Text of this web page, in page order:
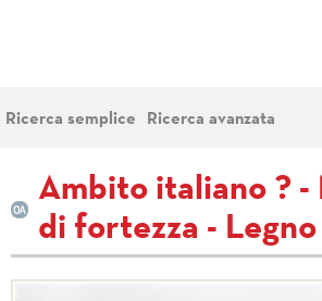
Ricerca semplice Ricerca avanzata
Ambito italiano ? -
di fortezza -